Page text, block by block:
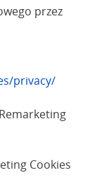
przez
privacy/
Cookies